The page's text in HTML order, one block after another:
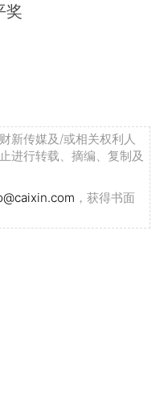
奖
新传媒及/或相关权利人
进行转载、摘编、复制及
，获得书面